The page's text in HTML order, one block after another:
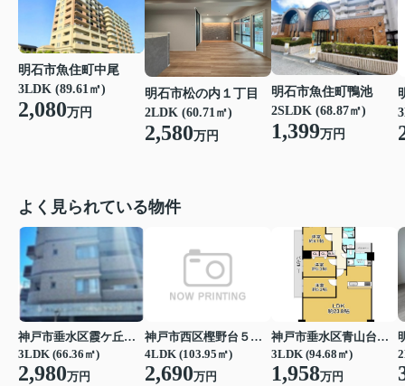
明石市魚住町中尾
3LDK (89.61㎡)
2,080万円
明石市松の内１丁目
2LDK (60.71㎡)
2,580万円
明石市魚住町鴨池
2SLDK (68.87㎡)
1,399万円
よく見られている物件
神戸市垂水区霞ケ丘４丁目
3LDK (66.36㎡)
2,980万円
神戸市西区樫野台５丁目
4LDK (103.95㎡)
2,690万円
神戸市垂水区青山台７丁目
3LDK (94.68㎡)
1,958万円